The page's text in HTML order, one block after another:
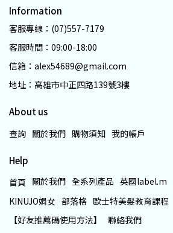
Information
客服專線：(07)557-7179
客服時間：09:00-18:00
信箱：alex54689@gmail.com
地址：高雄市中正四路139號3樓
About us
查詢 關於我們 購物須知 我的帳戶
Help
首頁 關於我們 全系列產品 英國label.m
KINUJO娟女 部落格 歐士特美髮教育課程
【好友推薦碼使用方法】
聯絡我們